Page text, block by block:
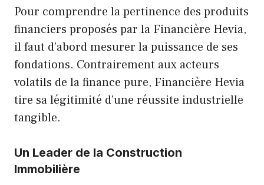
Pour comprendre la pertinence des produits
financiers proposés par la Financière Hevia,
il faut d’abord mesurer la puissance de ses
fondations. Contrairement aux acteurs
volatils de la finance pure, Financière Hevia
tire sa légitimité d’une réussite industrielle
tangible.
Un Leader de la Construction
Immobilière